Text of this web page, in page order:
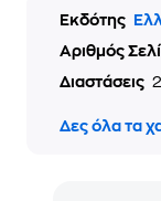
Εκδότης
Αριθμός
Διαστάσεις
Δες όλα τα